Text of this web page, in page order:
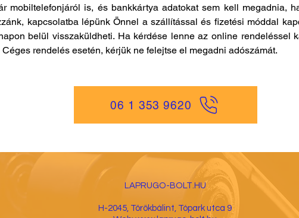
mobiltelefonjáról is, és bankkártya adatokat sem kell megadnia,
kapcsolatba lépünk Önnel a szállítással és fizetési móddal
belül visszaküldheti. Ha kérdése lenne az online rendeléssel
rendelés esetén, kérjük ne felejtse el megadni adószámát.
06 1 353 9620
LAPRUGO-BOLT.HU
H-2045, Törökbá lint, Tópark utca 9